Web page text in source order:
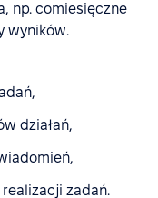
np. comiesięczne
wyników.
działań,
zadań.